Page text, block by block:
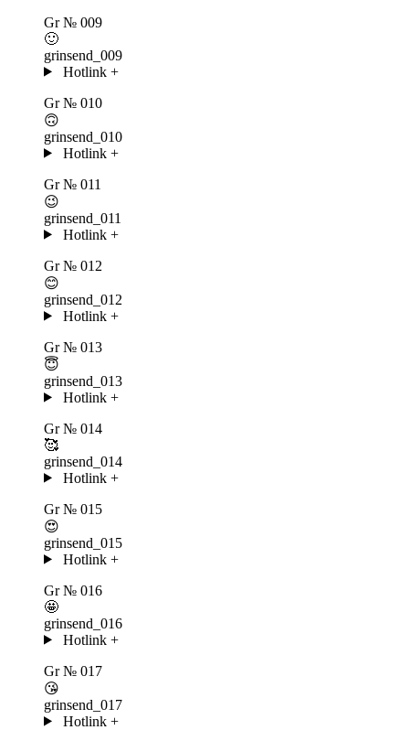
Gr № 009
🙂
grinsend_009
Hotlink +
Gr № 010
🙃
grinsend_010
Hotlink +
Gr № 011
😉
grinsend_011
Hotlink +
Gr № 012
😊
grinsend_012
Hotlink +
Gr № 013
😇
grinsend_013
Hotlink +
Gr № 014
🥰
grinsend_014
Hotlink +
Gr № 015
😍
grinsend_015
Hotlink +
Gr № 016
🤩
grinsend_016
Hotlink +
Gr № 017
😘
grinsend_017
Hotlink +